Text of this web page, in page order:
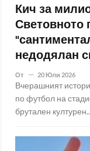
Кич за
Световното
недодялан
От 20 Юли 2026
Вчерашният
по футбол на
брутален културен..